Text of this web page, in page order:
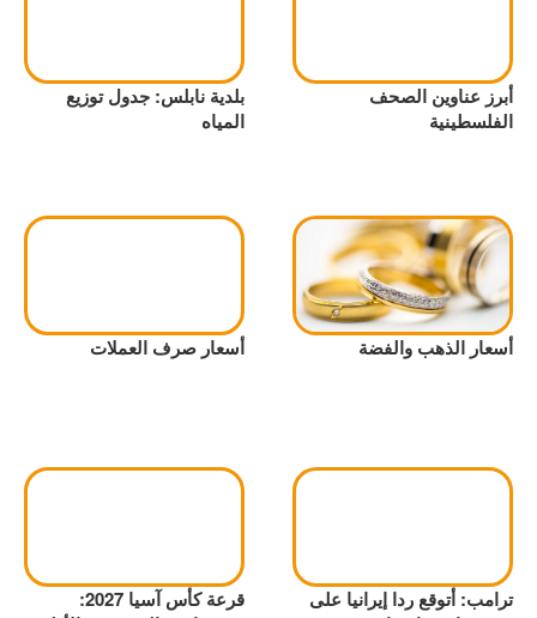
أبرز عناوين الصحف
الفلسطينية
بلدية نابلس: جدول توزيع
المياه
أسعار الذهب والفضة أسعار صرف العملات
ترامب: أتوقع ردا إيرانيا على
قرعة كأس آسيا 2027: